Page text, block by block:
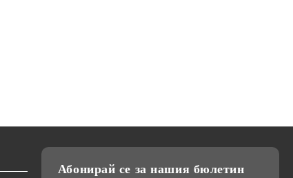
Абонирай се за нашия бюлетин